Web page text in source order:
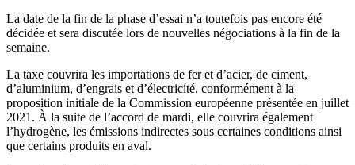
La date de la fin de la phase d’essai n’a toutefois pas encore été
décidée et sera discutée lors de nouvelles négociations à la fin de la
semaine.
La taxe couvrira les importations de fer et d’acier, de ciment,
d’aluminium, d’engrais et d’électricité, conformément à la
proposition initiale de la Commission européenne présentée en juillet
2021. À la suite de l’accord de mardi, elle couvrira également
l’hydrogène, les émissions indirectes sous certaines conditions ainsi
que certains produits en aval.